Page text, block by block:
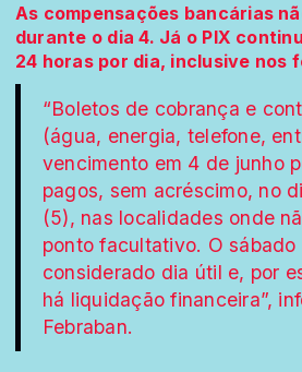
As compensações bancárias
durante o dia 4. Já o PIX
24 horas por dia, inclusive nos
“Boletos de cobrança e
(água, energia, telefone,
vencimento em 4 de junho
pagos, sem acréscimo, no
(5), nas localidades onde
ponto facultativo. O sábado
considerado dia útil e, por
há liquidação financeira”,
Febraban.